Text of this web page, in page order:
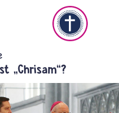
„Chrisam“?